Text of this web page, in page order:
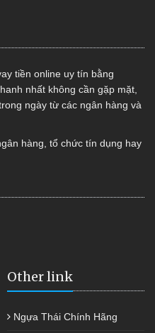
tiền online uy tín bằng
nhất không cần gặp mặt,
ngày từ các ngân hàng và
hàng, tổ chức tín dụng hay
Other link
Ngựa Thái Chính Hãng